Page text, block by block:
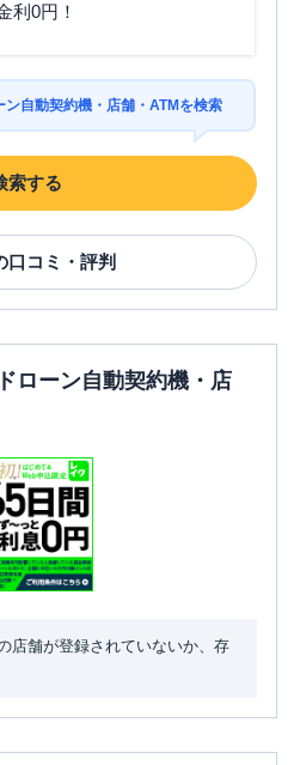
利0円！
ン自動契約機・店舗・ATMを検索
索する
口コミ・評判
ローン自動契約機・店
店舗が登録されていないか、存